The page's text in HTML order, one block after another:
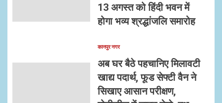
13 अगस्त को हिंदी भवन में
होगा भव्य श्रद्धांजलि समारोह
कानपुर नगर
अब घर बैठे पहचानिए मिलावटी
खाद्य पदार्थ, फूड सेफ्टी वैन ने
सिखाए आसान परीक्षण,